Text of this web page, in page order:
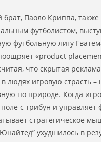
брат, Паоло Криппа, также
футболистом,
футбольную лигу
«product
что скрытая
людях игровую страсть –
по природе. Когда
с трибун и управляет
стратегическое
ухудшилось в